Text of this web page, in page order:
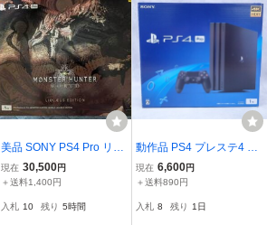
美品 SONY PS4 Pro リオ
レウスエディション SSD
1TB換装済
現在 30,500円
＋送料1,400円
入札 10 残り 5時間
動作品 PS4 プレステ4 Pr
o 本体 CUH-7200B ジェ
ットブラック 1TB 初期化
現在 6,600円
＋送料890円
入札 8 残り 1日